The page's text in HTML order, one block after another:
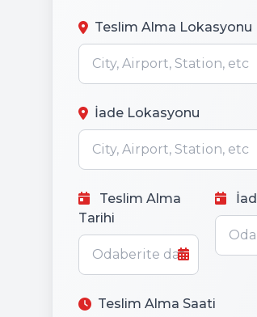
Teslim Alma Lokasyonu
İade Lokasyonu
Teslim Alma
Tarihi
Teslim Alma Saati